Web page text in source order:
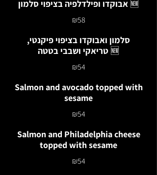
אבוקדו ופילדלפיה בציפוי סלמון 🆕
₪58
סלמון ואבוקדו בציפוי פיקנטי,
טריאקי ושבבי בטטה 🆕
₪54
Salmon and avocado topped with
sesame
₪54
Salmon and Philadelphia cheese
topped with sesame
₪54